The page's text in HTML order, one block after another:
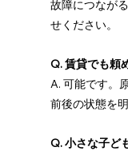
故障につなが
せください。
Q. 賃貸でも頼
A. 可能です。
前後の状態を
Q. 小さな子ど